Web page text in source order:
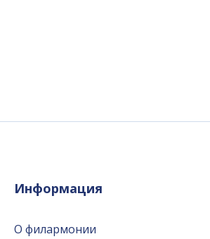
Информация
О филармонии